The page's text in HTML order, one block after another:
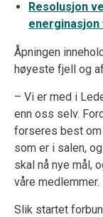
Resolusjon
Åpningen
høyeste fjell og
– Vi er med i
enn oss selv.
forseres best om
som er i salen,
skal nå nye mål,
våre medlemmer.
Slik startet